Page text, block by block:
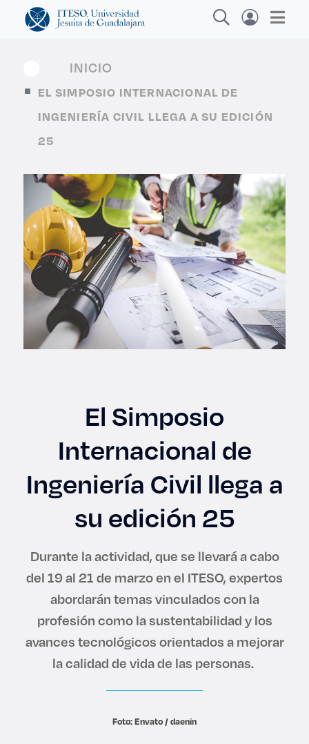
Explora sitios web, programas académicos,
actividades y noticias
Diplomados y Cu|
Enlaces de interés
Aspirantes
Graduaciones
Derecho
Lo más buscado
Carreras
Prepa ITESO
INICIO
EL SIMPOSIO INTERNACIONAL DE
INGENIERÍA CIVIL LLEGA A SU EDICIÓN
25
El Simposio
Internacional de
Ingeniería Civil llega a
su edición 25
Durante la actividad, que se llevará a cabo
del 19 al 21 de marzo en el ITESO, expertos
abordarán temas vinculados con la
profesión como la sustentabilidad y los
avances tecnológicos orientados a mejorar
la calidad de vida de las personas.
Foto: Envato / daenin